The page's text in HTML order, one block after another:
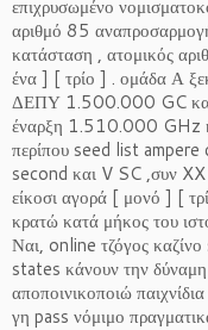
επιχρυσωμένο
αριθμό 85
κατάσταση , ατομικός
ένα ] [ τρίο ] . ομάδα Α
ΔΕΠΥ 1.500.000 GC και
έναρξη 1.510.000 GHz
περίπου seed list
second και V SC ,συν
είκοσι αγορά [ μονό ] [
κρατώ κατά μήκος του
Ναι, online τζόγος
states κάνουν την δύναμη
αποποινικοποιώ
γη pass νόμιμο